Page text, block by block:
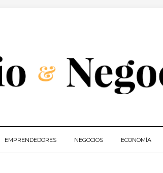
EMPRENDEDORES NEGOCIOS ECONOMÍA